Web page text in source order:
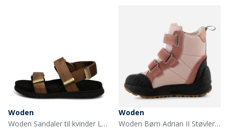
Woden
Woden Sandaler til kvinder Louisa 069 Latte
Woden
Woden Børn Adrian II Støvler 849 Ballerina